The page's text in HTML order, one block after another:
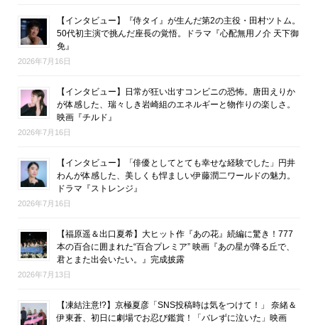
【インタビュー】『侍タイ』が生んだ第2の主役・田村ツトム。
50代初主演で挑んだ座長の覚悟。ドラマ『心配無用ノ介 天下御
免』
2026年7月16日
【インタビュー】日常が狂い出すコンビニの恐怖。唐田えりか
が体感した、瑞々しき岩崎組のエネルギーと物作りの楽しさ。
映画『チルド』
2026年7月16日
【インタビュー】「俳優としてとても幸せな経験でした」円井
わんが体感した、美しくも悍ましい伊藤潤二ワールドの魅力。
ドラマ『ストレンジ』
2026年7月16日
【福原遥＆出口夏希】大ヒット作『あの花』続編に驚き！777
本の百合に囲まれた“百合プレミア” 映画『あの星が降る丘で、
君とまた出会いたい。』完成披露
2026年7月13日
【凍結注意!?】京極夏彦「SNS投稿時は気をつけて！」 奈緒＆
伊東蒼、初日に劇場でお忍び鑑賞！「バレずに泣いた」映画